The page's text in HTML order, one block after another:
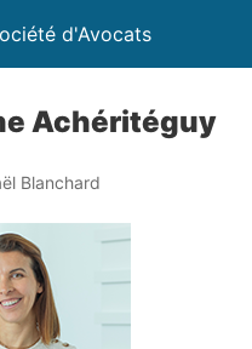
d'Avocats
Achéritéguy
Blanchard